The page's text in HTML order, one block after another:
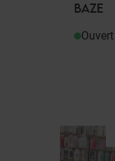
BAZE
Ouvert